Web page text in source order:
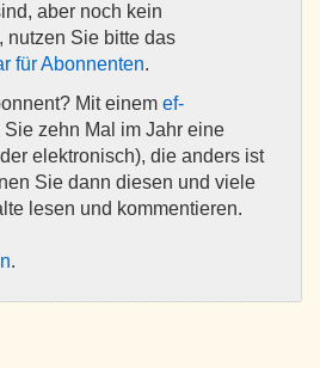
aber noch kein
nutzen Sie bitte das
für Abonnenten.
Mit einem ef-
zehn Mal im Jahr eine
elektronisch), die anders ist
Sie dann diesen und viele
lesen und kommentieren.
.